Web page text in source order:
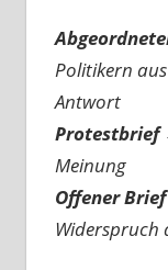
Politikern
Antwort
Protestbrief
Meinung
Offener Brief
Widerspruch